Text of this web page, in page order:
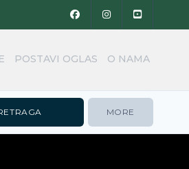
POSTAVI OGLAS O NAMA
MORE